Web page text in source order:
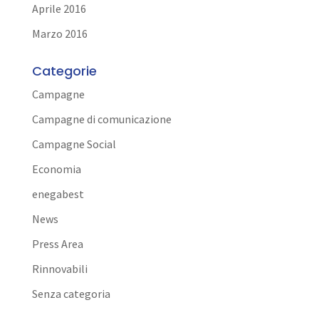
Aprile 2016
Marzo 2016
Categorie
Campagne
Campagne di comunicazione
Campagne Social
Economia
enegabest
News
Press Area
Rinnovabili
Senza categoria